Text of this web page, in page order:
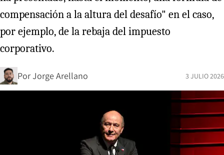
compensación a la altura del desafío" en el caso,
por ejemplo, de la rebaja del impuesto
corporativo.
PorJorge Arellano 3 JULIO 2026